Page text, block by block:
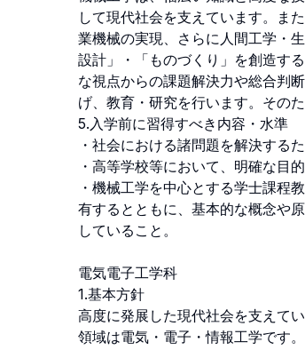
して現代社会を支えています。ま
業機械の実現、さらに人間工学・
設計」・「ものづくり」を創造す
な視点からの課題解決力や総合判
げ、教育・研究を行います。その
5.入学前に習得すべき内容・水準
・社会における諸問題を解決する
・高等学校等において、明確な目
・機械工学を中心とする学士課程
有するとともに、基本的な概念や
していること。
電気電子工学科
1.基本方針
高度に発展した現代社会を支えて
領域は電気・電子・情報工学です